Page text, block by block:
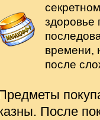
здоровье
времени,
после
После